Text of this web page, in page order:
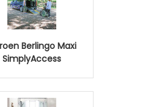
Berlingo Maxi
SimplyAccess